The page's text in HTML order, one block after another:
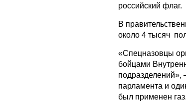
российский флаг.
В
около 4 тысяч
«Спецназовцы
бойцами
подразделений»,
парламента и
был применен